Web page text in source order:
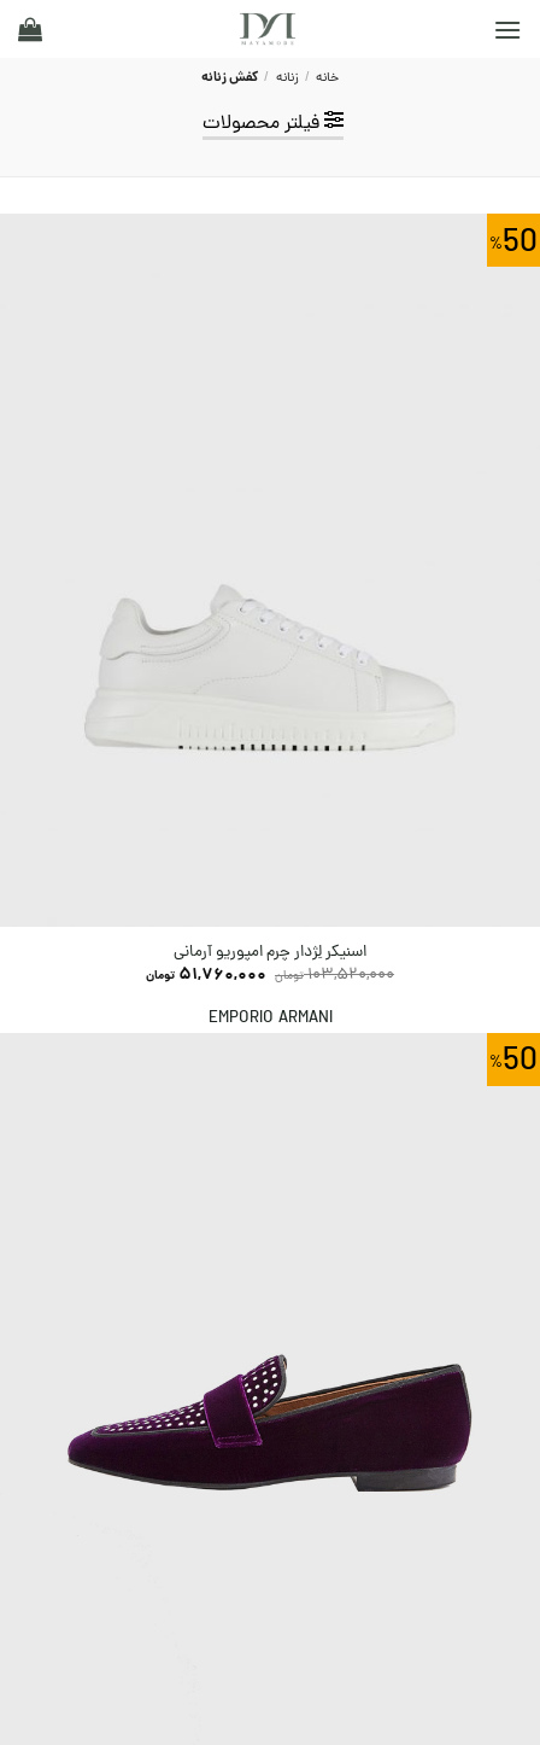
خانه / زنانه / کفش زنانه
فیلتر محصولات
50
اسنیکر لِژدار چرم امپوریو آرمانی
103,520,000 تومان 51,760,000 تومان
EMPORIO ARMANI
50